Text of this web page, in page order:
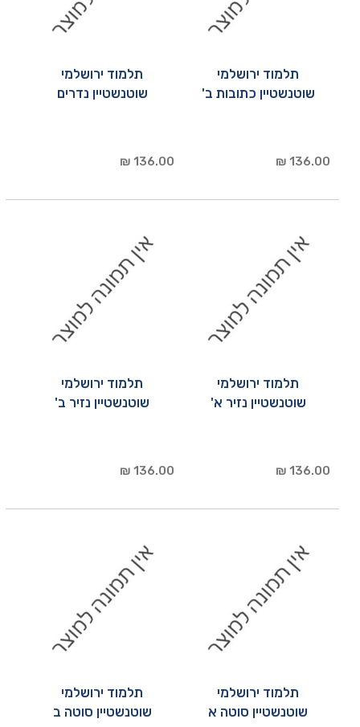
תלמוד ירושלמי
שוטנשטיין כתובות ב'
136.00 ₪
תלמוד ירושלמי
שוטנשטיין נדרים
136.00 ₪
תלמוד ירושלמי
שוטנשטיין נזיר א'
136.00 ₪
תלמוד ירושלמי
שוטנשטיין נזיר ב'
136.00 ₪
תלמוד ירושלמי
שוטנשטיין סוטה א
תלמוד ירושלמי
שוטנשטיין סוטה ב